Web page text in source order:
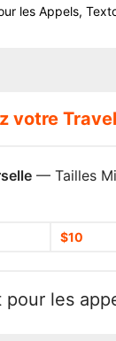
les Appels,
votre
— Tailles
$10
les